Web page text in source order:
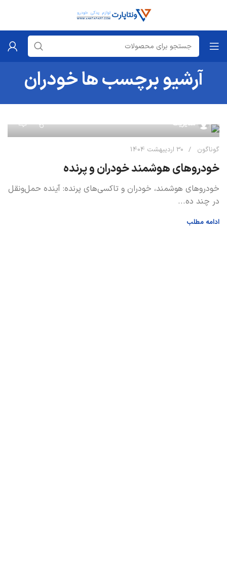
آرشیو برچسب ها خودران
مدیریت
گوناگون 30 اردیبهشت 1404
خودروهای هوشمند خودران و پرنده
خودروهای هوشمند، خودران و تاکسی‌های پرنده: آینده حمل‌ونقل
در چند ده...
ادامه مطلب